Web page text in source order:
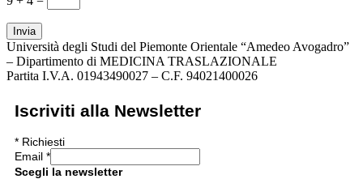
Invia
Università degli Studi del Piemonte Orientale “Amedeo Avogadro”
– Dipartimento di MEDICINA TRASLAZIONALE
Partita I.V.A. 01943490027 – C.F. 94021400026
Iscriviti alla Newsletter
* Richiesti
Email *
Scegli la newsletter